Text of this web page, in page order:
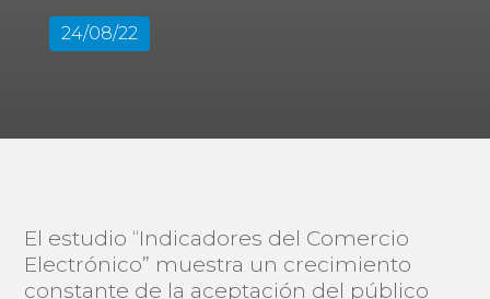
24/08/22
El estudio “Indicadores del Comercio
Electrónico” muestra un crecimiento
constante de la aceptación del público